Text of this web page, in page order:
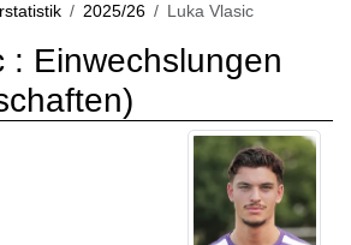
2025/26 Luka Vlasic
: Einwechslungen